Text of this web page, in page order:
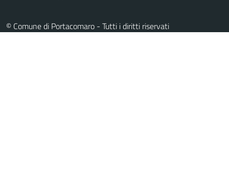
© Comune di Portacomaro - Tutti i diritti riservati